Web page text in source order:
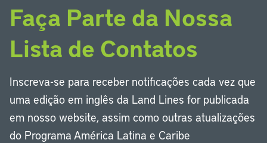
Faça Parte da Nossa
Lista de Contatos
Inscreva-se para receber notificações cada vez que
uma edição em inglês da Land Lines for publicada
em nosso website, assim como outras atualizações
do Programa América Latina e Caribe